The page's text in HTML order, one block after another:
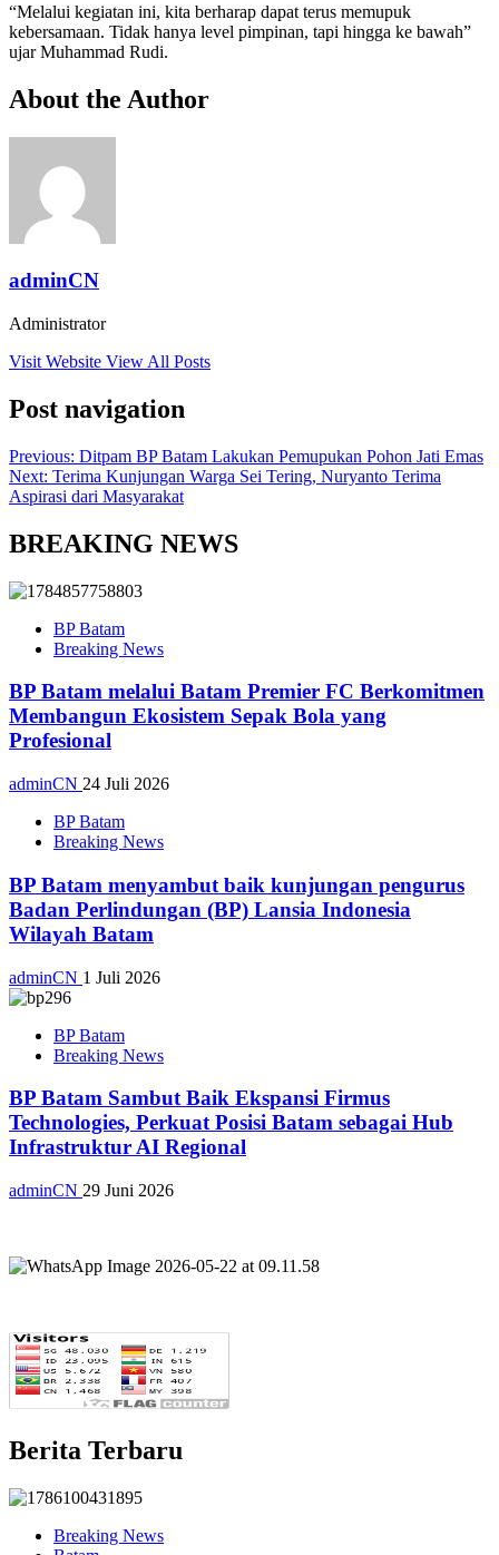
“Melalui kegiatan ini, kita berharap dapat terus memupuk
kebersamaan. Tidak hanya level pimpinan, tapi hingga ke bawah”
ujar Muhammad Rudi.
About the Author
adminCN
Administrator
Visit Website View All Posts
Post navigation
Previous: Ditpam BP Batam Lakukan Pemupukan Pohon Jati Emas
Next: Terima Kunjungan Warga Sei Tering, Nuryanto Terima
Aspirasi dari Masyarakat
BREAKING NEWS
BP Batam
Breaking News
BP Batam melalui Batam Premier FC Berkomitmen
Membangun Ekosistem Sepak Bola yang
Profesional
adminCN 24 Juli 2026
BP Batam
Breaking News
BP Batam menyambut baik kunjungan pengurus
Badan Perlindungan (BP) Lansia Indonesia
Wilayah Batam
adminCN 1 Juli 2026
BP Batam
Breaking News
BP Batam Sambut Baik Ekspansi Firmus
Technologies, Perkuat Posisi Batam sebagai Hub
Infrastruktur AI Regional
adminCN 29 Juni 2026
Berita Terbaru
Breaking News